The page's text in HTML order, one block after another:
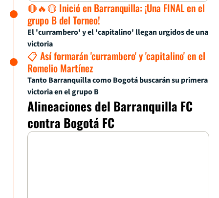
🔴🔥🟡 Inició en Barranquilla: ¡Una FINAL en el
grupo B del Torneo!
El 'currambero' y el 'capitalino' llegan urgidos de una
victoria
📋 Así formarán 'currambero' y 'capitalino' en el
Romelio Martínez
Tanto Barranquilla como Bogotá buscarán su primera
victoria en el grupo B
Alineaciones del Barranquilla FC
contra Bogotá FC